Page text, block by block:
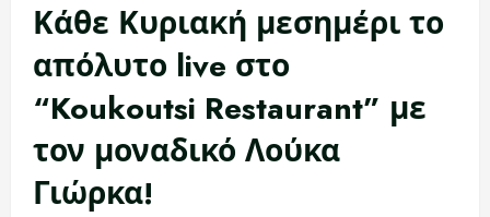
Κάθε Κυριακή μεσημέρι το
απόλυτο live στο
“Koukoutsi Restaurant” με
τον μοναδικό Λούκα
Γιώρκα!